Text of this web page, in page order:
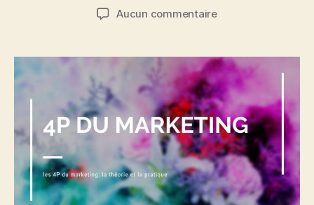
Aucun commentairesur
les
4P
du
marketing
?
Théorie
et
exemples
concrets
en